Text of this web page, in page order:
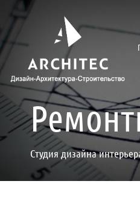
Студия дизайна